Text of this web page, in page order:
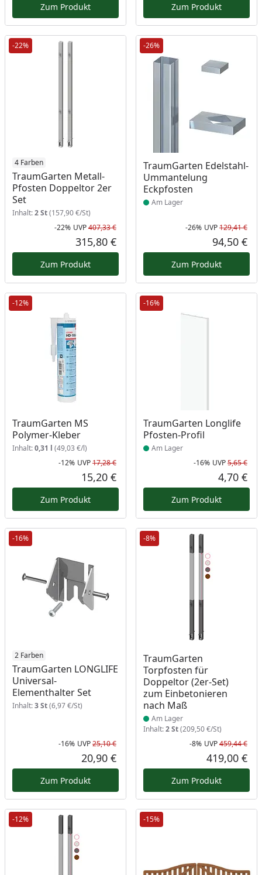
Zum Produkt Zum Produkt
-22%
4 Farben
TraumGarten Metall-
Pfosten Doppeltor 2er
Set
Inhalt:2 St(157,90 €/St)
Rabatt in Prozent
-22%
Ursprünglicher Preis
UVP407,33 €
Aktueller Preis
315,80 €
Zum Produkt
-26%
TraumGarten Edelstahl-
Ummantelung
Eckpfosten
Produkt am Lager
Am Lager
-26% UVP129,41 €
94,50 €
Zum Produkt
-12%
TraumGarten MS
Polymer-Kleber
Inhalt:0,31 l (49,03 €/l)
Rabatt in Prozent
-12%
Ursprünglicher Preis
UVP17,28 €
Aktueller Preis
15,20 €
Zum Produkt
-16%
TraumGarten Longlife
Pfosten-Profil
Produkt am Lager
Am Lager
-16% UVP5,65 €
4,70 €
Zum Produkt
-16%
2 Farben
TraumGarten LONGLIFE
Universal-
Elementhalter Set
Inhalt:3 St(6,97 €/St)
Rabatt in Prozent
-16%
Ursprünglicher Preis
UVP25,10 €
Aktueller Preis
20,90 €
Zum Produkt
-8%
TraumGarten
Torpfosten für
Doppeltor (2er-Set)
zum Einbetonieren
nach Maß
Produkt am Lager
Am Lager
Inhalt:2 St(209,50 €/St)
-8% UVP459,44 €
419,00 €
Zum Produkt
-12% -15%